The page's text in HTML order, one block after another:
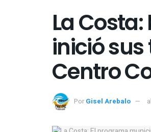
La
inició
Centro
Por Gisel Arebalo